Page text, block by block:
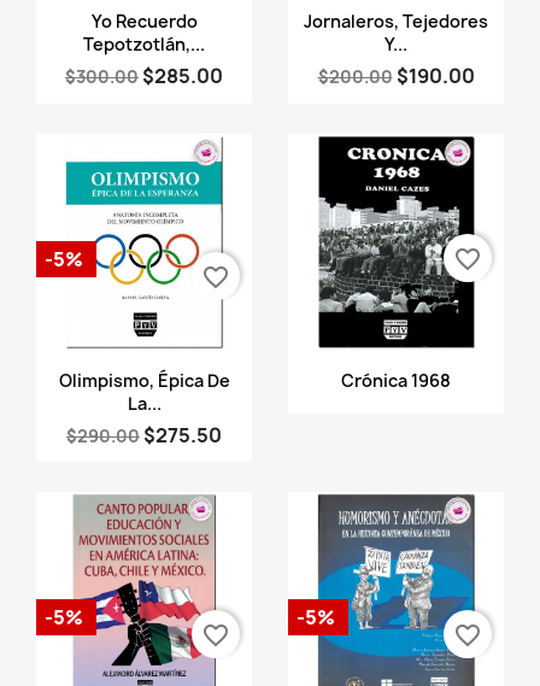
Vista rápida
Yo Recuerdo
Tepotzotlán,...
$300.00 $285.00
Vista rápida
Jornaleros, Tejedores
Y...
$200.00 $190.00
Vista rápida
Olimpismo, Épica De
La...
$290.00 $275.50
-5%
favorite_border
Vista rápida
Crónica 1968
favorite_border
-5%
favorite_border
-5%
favorite_border